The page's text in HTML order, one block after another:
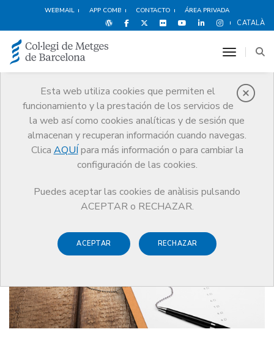
WEBMAIL APP COMB CONTACTO ÁREA PRIVADA
CATALÀ
Esta web utiliza cookies que permiten el
funcionamiento y la prestación de los servicios de
la web así como cookies analíticas y de sesión que
almacenan y recuperan información cuando navegas.
Clica AQUÍ para más información o para cambiar la
configuración de las cookies.
Puedes aceptar las cookies de anàlisis pulsando
ACEPTAR o RECHAZAR.
ACEPTAR RECHAZAR
toggle
Noticias
Comunicación
Noticias
Cuestionario de la ASPB para un estudio sobre confianza del personal
sanitario en las vacunes frente a la COVID-19